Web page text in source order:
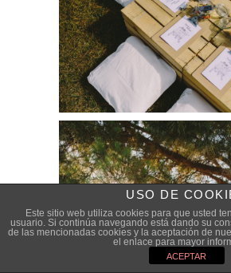
USO DE
Este sitio web utiliza cookies para que usted
usuario. Si continúa navegando está dando su
de las mencionadas cookies y la aceptación de
el enlace para mayor
ACEPTAR